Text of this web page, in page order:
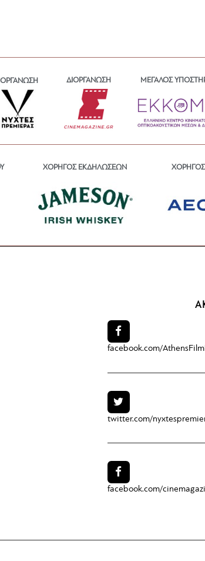
ΔΙΟΡΓΑΝΩΣΗ ΜΕΓΑΛΟΣ
ΧΟΡΗΓΟΣ ΕΚΔΗΛΩΣΕΩΝ
facebook.com/
twitter.com/
facebook.com/